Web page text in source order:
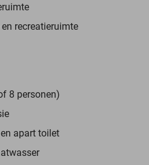
recreatieruimte
8 personen)
apart toilet